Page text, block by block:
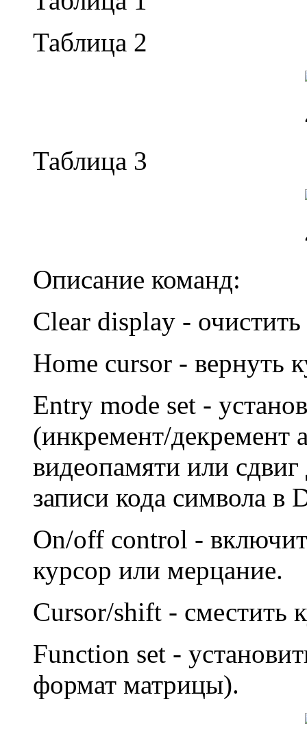
Таблица 2
Таблица 3
Описание команд:
Clear display -
Home cursor - вернуть
Entry mode set -
(инкремент/декремент
видеопамяти или
записи кода символа в
On/off control -
курсор или мерцание.
Cursor/shift - сместить
Function set -
формат матрицы).